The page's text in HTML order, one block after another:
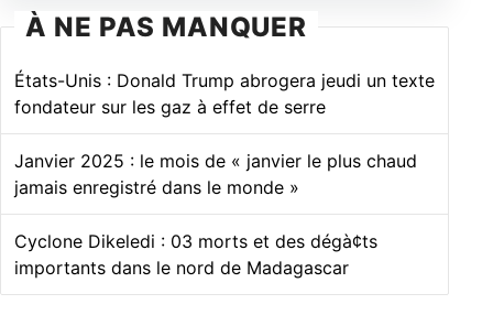
À NE PAS MANQUER
États-Unis : Donald Trump abrogera jeudi un texte
fondateur sur les gaz à effet de serre
Janvier 2025 : le mois de « janvier le plus chaud
jamais enregistré dans le monde »
Cyclone Dikeledi : 03 morts et des dégà¢ts
importants dans le nord de Madagascar